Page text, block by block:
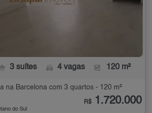
3 suítes 4 vagas 120 m²
na Barcelona com 3 quartos - 120 m²
do Sul
R$ 1.720.000